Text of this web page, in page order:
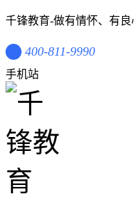
千锋教育-做有情怀、有
400-811-9990
手机站